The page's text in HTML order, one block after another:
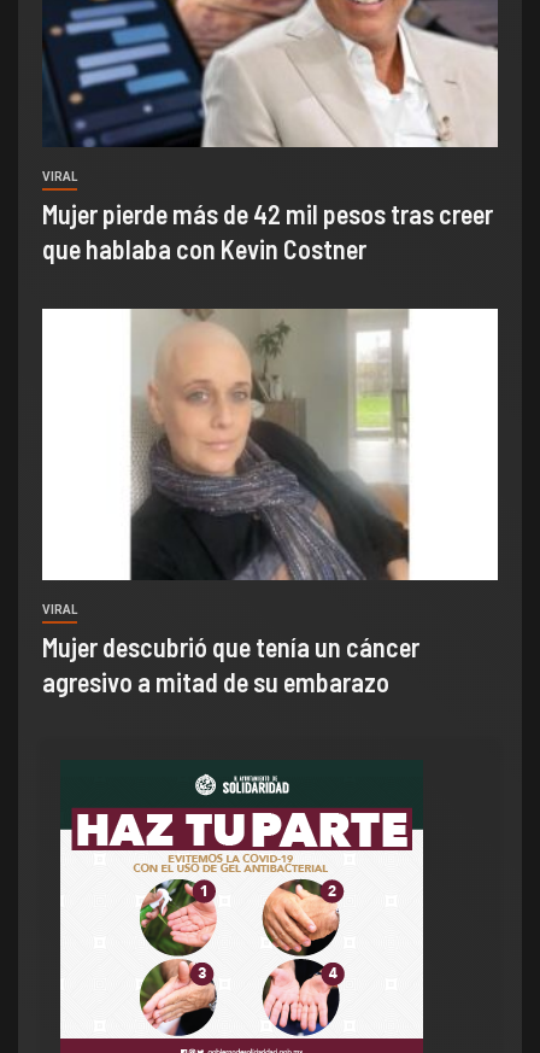
VIRAL
Mujer pierde más de 42 mil pesos tras creer
que hablaba con Kevin Costner
VIRAL
Mujer descubrió que tenía un cáncer
agresivo a mitad de su embarazo